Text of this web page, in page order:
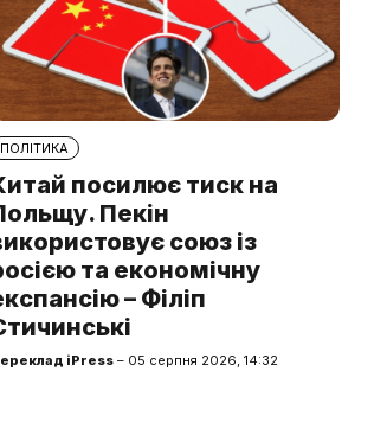
ПОЛІТИКА
посилює тиск на
Пекін
союз із
та економічну
– Філіп
iPress – 05 серпня 2026, 14:32